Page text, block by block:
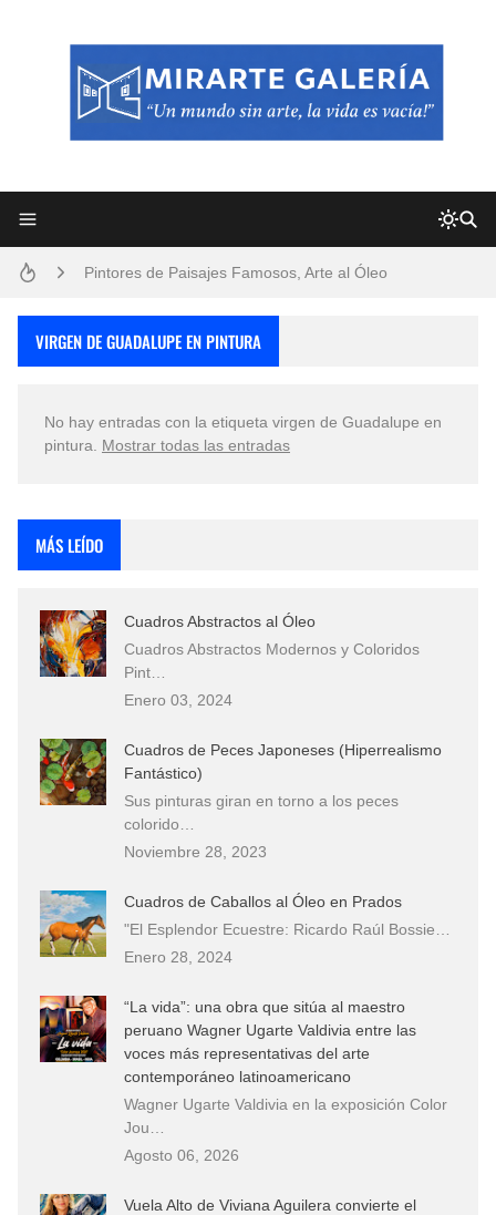
Pintores de Paisajes Famosos, Arte al Óleo
Que significan los cuadros de negras africanas?
El mundo del arte en pintura surrealista
VIRGEN DE GUADALUPE EN PINTURA
No hay entradas con la etiqueta virgen de Guadalupe en
pintura
Mostrar todas las entradas
MÁS LEÍDO
Cuadros Abstractos al Óleo
Cuadros Abstractos Modernos y Coloridos
Pint…
Enero 03, 2024
Cuadros de Peces Japoneses (Hiperrealismo
Fantástico)
Sus pinturas giran en torno a los peces
colorido…
Noviembre 28, 2023
Cuadros de Caballos al Óleo en Prados
"El Esplendor Ecuestre: Ricardo Raúl Bossie…
Enero 28, 2024
“La vida”: una obra que sitúa al maestro
peruano Wagner Ugarte Valdivia entre las
voces más representativas del arte
contemporáneo latinoamericano
Wagner Ugarte Valdivia en la exposición Color
Jou…
Agosto 06, 2026
Vuela Alto de Viviana Aguilera convierte el